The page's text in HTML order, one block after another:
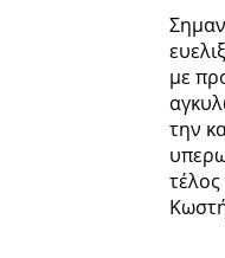
με
την